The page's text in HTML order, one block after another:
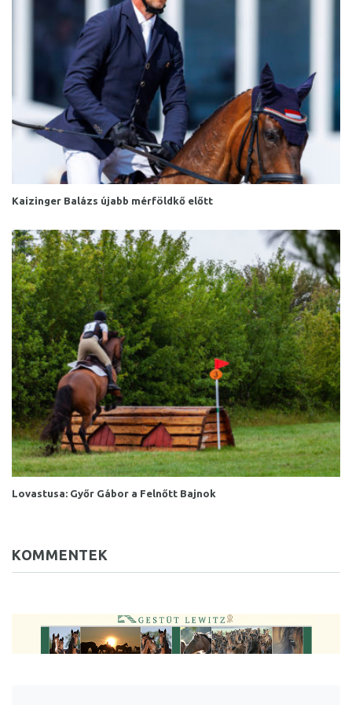
Kaizinger Balázs újabb mérföldkő előtt
Lovastusa: Győr Gábor a Felnőtt Bajnok
KOMMENTEK